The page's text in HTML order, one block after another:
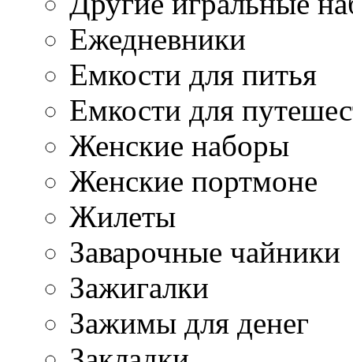
Ежедневники
Емкости для питья
Емкости для
Женские наборы
Женские портмоне
Жилеты
Заварочные чайники
Зажигалки
Зажимы для денег